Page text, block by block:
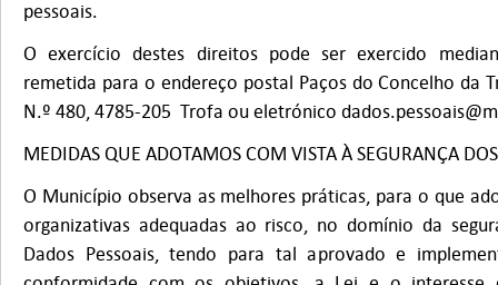
pessoais.
O exercício destes direitos pode ser exercido
remetida para o endereço postal Paços do Concelho da
N.º 480, 4785-205 Trofa ou eletrónico
MEDIDAS QUE ADOTAMOS COM VISTA À SEGURANÇA
O Município observa as melhores práticas, para o que
organizativas adequadas ao risco, no domínio da
Dados Pessoais, tendo para tal aprovado e